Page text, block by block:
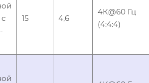
15 4,6
4К@60 Гц
(4:4:4)